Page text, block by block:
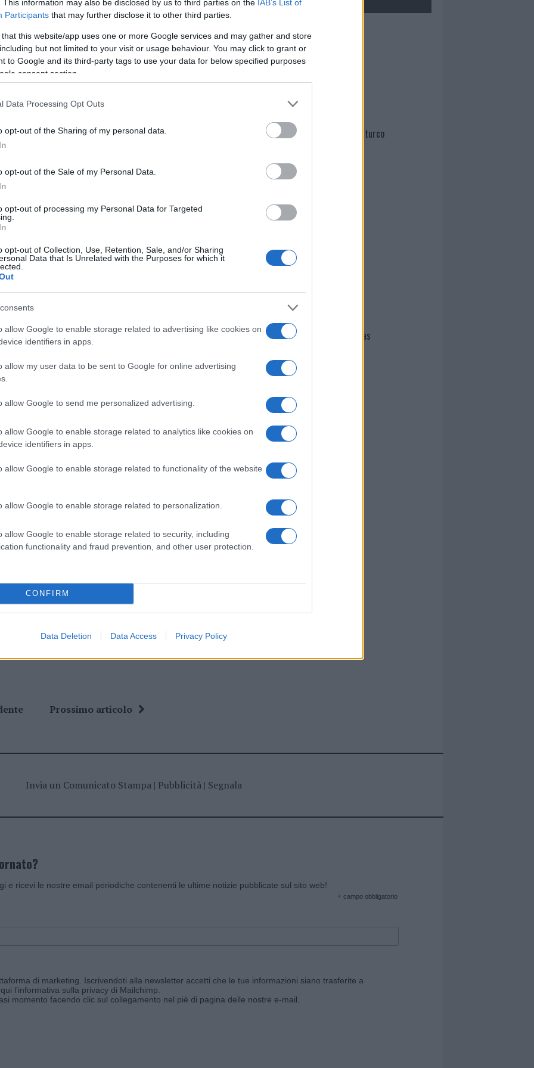
This information may also be disclosed by us to third parties on the IAB’s List of
Participants that may further disclose it to other third parties.
that this website/app uses one or more Google services and may gather and store
but not limited to your visit or usage behaviour. You may click to grant or
to Google and its third-party tags to use your data for below specified purposes
consent section.
Data Processing Opt Outs
opt-out of the Sharing of my personal data.
opt-out of the Sale of my Personal Data.
opt-out of processing my Personal Data for Targeted
opt-out of Collection, Use, Retention, Sale, and/or Sharing
Data that Is Unrelated with the Purposes for which it
allow Google to enable storage related to advertising like cookies on
identifiers in apps.
allow my user data to be sent to Google for online advertising
allow Google to send me personalized advertising.
allow Google to enable storage related to analytics like cookies on
identifiers in apps.
allow Google to enable storage related to functionality of the website
allow Google to enable storage related to personalization.
allow Google to enable storage related to security, including
functionality and fraud prevention, and other user protection.
CONFIRM
Data Deletion Data Access Privacy Policy
sulla continuità delle cure
festivi.
soccorso di Olbia.
comunque la sicurezza dei residenti,
al Servizio di emergenza territoriale
rivolgersi direttamente al Pronto soccorso
alternativa, per le prestazioni non urgenti
unico 116117; la centrale operativa
le altre sedi di Guardia medica del
cliccando
nella sezioneLogindal menù del sito o
di GalluraOggi.it
i tuoi video e le tue foto
+39 345 356 7512
news daGoogle News
Prossimo articolo
Mario Malu
Paolo Pinna
Martina Agostina Diturco
Giovannimaria Cabras
Invia un Comunicato Stampa| Pubblicità| Segnala
e ricevi le nostre email periodiche contenenti le ultime notizie pubblicate sul sito web!
* campo obbligatorio
di marketing. Iscrivendoti alla newsletter accetti che le tue informazioni siano trasferite a
l'informativa sulla privacy di Mailchimp
momento facendo clic sul collegamento nel piè di pagina delle nostre e-mail.